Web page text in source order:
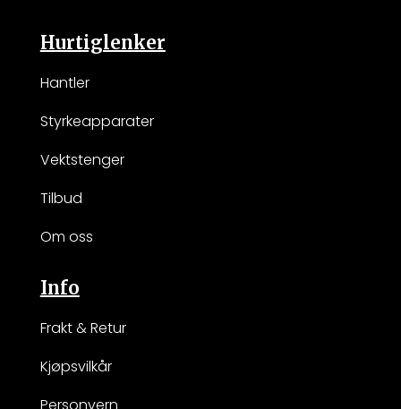
Hurtiglenker
Hantler
Styrkeapparater
Vektstenger
Tilbud
Om oss
Info
Frakt & Retur
Kjøpsvilkår
Personvern